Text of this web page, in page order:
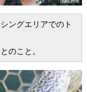
ングエリアでのト
のこと。